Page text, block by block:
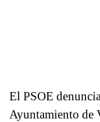
El PSOE
Ayuntamiento de